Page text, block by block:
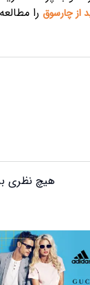
از چارسوق را
هیچ نظری